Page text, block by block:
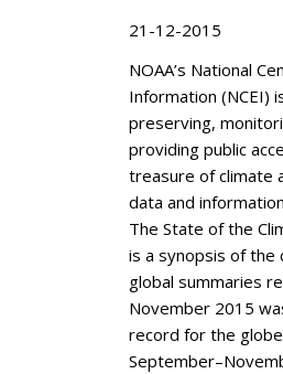
21-12-2015
NOAA’s National
Information (NCEI)
preserving,
providing public
treasure of climate
data and
The State of the
is a synopsis of the
global summaries
November 2015
record for the globe